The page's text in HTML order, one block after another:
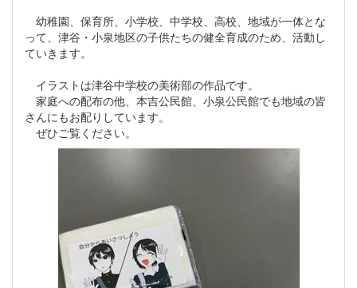
幼稚園、保育所、小学校、中学校、高校、地域が一体とな
って、津谷・小泉地区の子供たちの健全育成のため、活動し
ていきます。
イラストは津谷中学校の美術部の作品です。
家庭への配布の他、本吉公民館、小泉公民館でも地域の皆
さんにもお配りしています。
ぜひご覧ください。